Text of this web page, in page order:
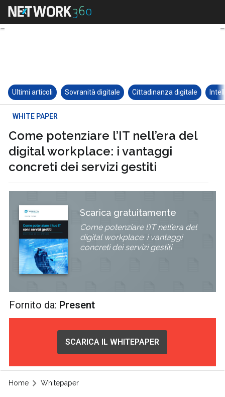
Ultimi articoli Sovranità digitale Cittadinanza digitale
WHITE PAPER
Come potenziare l’IT nell’era del
digital workplace: i vantaggi
concreti dei servizi gestiti
Scarica gratuitamente
Come potenziare l’IT nell’era del
digital workplace: i vantaggi
concreti dei servizi gestiti
Fornito da: Present
SCARICA IL WHITEPAPER
Home Whitepaper